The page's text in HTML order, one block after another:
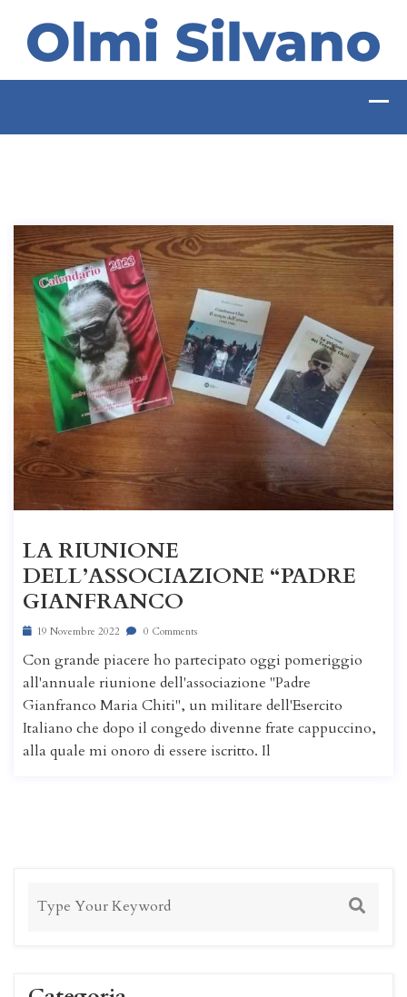
LA RIUNIONE
DELL’ASSOCIAZIONE “PADRE
GIANFRANCO
19 Novembre 2022 0 Comments
Con grande piacere ho partecipato oggi pomeriggio
all'annuale riunione dell'associazione "Padre
Gianfranco Maria Chiti", un militare dell'Esercito
Italiano che dopo il congedo divenne frate cappuccino,
alla quale mi onoro di essere iscritto. Il